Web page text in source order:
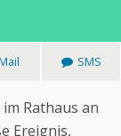
SMS
Rathaus an
Ereignis,